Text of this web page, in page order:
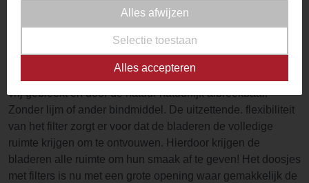
Omschrijving
Teeli Theefilters worden gemaakt van abaca pulp. cellulose
en vezels voor true-flavor filter. De theefilters zijn chlorine-
vrij gebleekt en door de natuur natuurlijk afbreekbaar.
Zonder lijm of ander bindmiddel. De uitzettende. flexibiliteit
van het filter zorgt er voor dat de bladeren de volledige
ruimte krijgen om te ontvouwen. Hierdoor krijgen de
bladeren alle ruimte om hun smaak af te geven! Het doosjes
met filters is nu met een grote opening waar gemakkelijk de
Alles afwijzen
Selectie toestaan
Alles accepteren